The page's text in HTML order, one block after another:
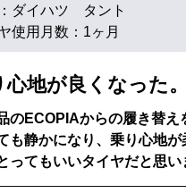
ダイハツ タント
使用月数： 1ヶ月
心地が良くなった。
のECOPIAからの履き替え
も静かになり、乗り心地が
ってもいいタイヤだと思い